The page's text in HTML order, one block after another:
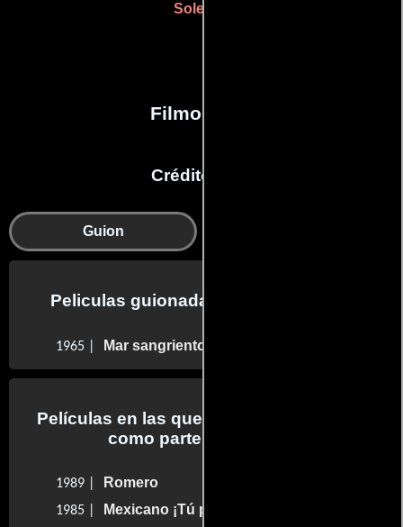
Soledad
Filmografía
Créditos en:
Guion
Peliculas guionadas por Rubén Rojo
1965 | Mar sangriento
Películas en las que Rubén Rojo trabajo
como parte del reparto
1989 | Romero
1985 | Mexicano ¡Tú puedes!